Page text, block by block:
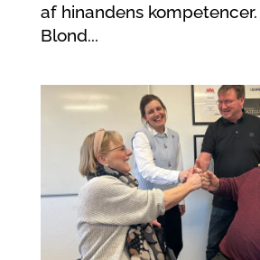
af hinandens
Blond...